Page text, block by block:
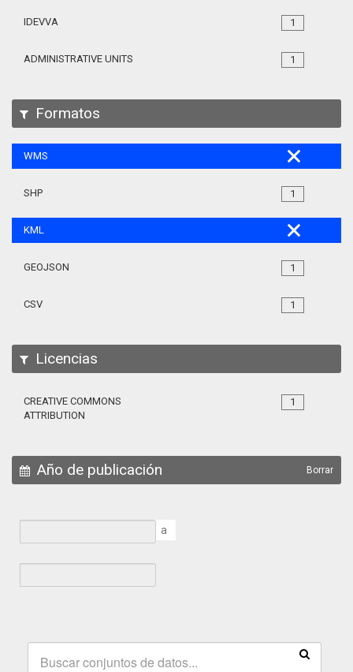
1
IDEVVA
1
ADMINISTRATIVE UNITS
Formatos
WMS
1
SHP
KML
1
GEOJSON
1
CSV
Licencias
1
CREATIVE COMMONS
ATTRIBUTION
Año de publicación Borrar
a